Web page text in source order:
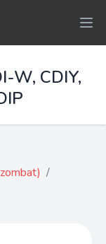
W, CDIY,
/